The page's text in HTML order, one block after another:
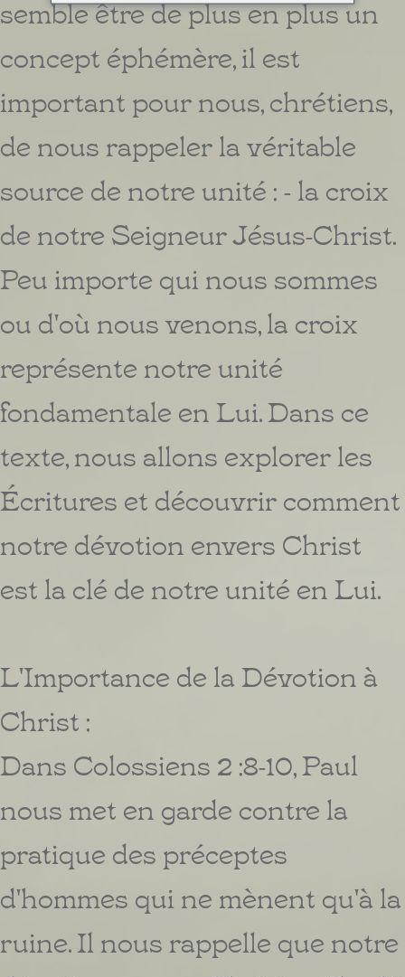
semble être de plus en plus un
concept éphémère, il est
important pour nous, chrétiens,
de nous rappeler la véritable
source de notre unité : - la croix
de notre Seigneur Jésus-Christ.
Peu importe qui nous sommes
ou d'où nous venons, la croix
représente notre unité
fondamentale en Lui. Dans ce
texte, nous allons explorer les
Écritures et découvrir comment
notre dévotion envers Christ
est la clé de notre unité en Lui.
L'Importance de la Dévotion à
Christ :
Dans Colossiens 2 :8-10, Paul
nous met en garde contre la
pratique des préceptes
d'hommes qui ne mènent qu'à la
ruine. Il nous rappelle que notre